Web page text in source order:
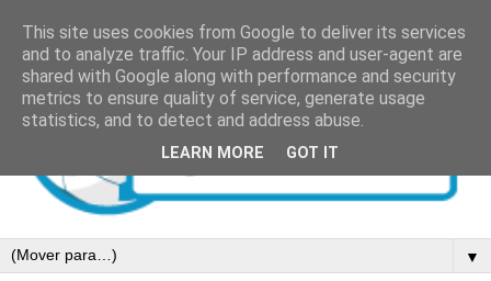
▼
This site uses cookies from Google to deliver its services
and to analyze traffic. Your IP address and user-agent are
shared with Google along with performance and security
metrics to ensure quality of service, generate usage
statistics, and to detect and address abuse.
LEARN MORE GOT IT